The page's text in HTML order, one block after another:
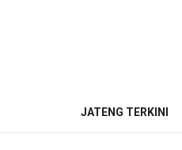
JATENG TERKINI